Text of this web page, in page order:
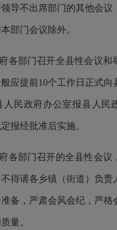
导不出席部门的其他会议
部门会议除外。
各部门召开全县性会议和
应提前10个工作日正式向
人民政府办公室报县人民
报经批准后实施。
各部门召开的全县性会议
得请各乡镇（街道）负责
备，严肃会风会纪，严格
量。